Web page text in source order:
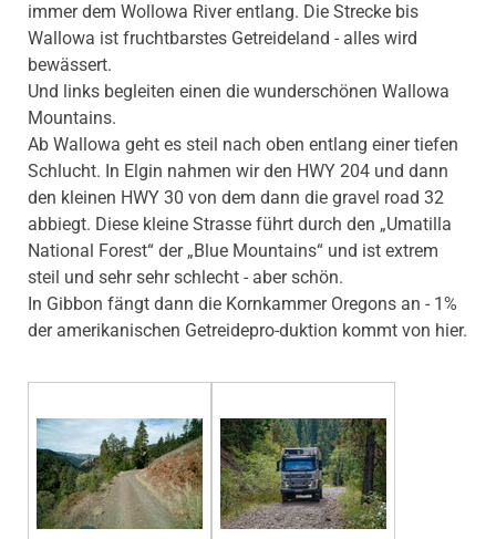
immer dem Wollowa River entlang. Die Strecke bis
Wallowa ist fruchtbarstes Getreideland - alles wird
bewässert.
Und links begleiten einen die wunderschönen Wallowa
Mountains.
Ab Wallowa geht es steil nach oben entlang einer tiefen
Schlucht. In Elgin nahmen wir den HWY 204 und dann
den kleinen HWY 30 von dem dann die gravel road 32
abbiegt. Diese kleine Strasse führt durch den „Umatilla
National Forest“ der „Blue Mountains“ und ist extrem
steil und sehr sehr schlecht - aber schön.
In Gibbon fängt dann die Kornkammer Oregons an - 1%
der amerikanischen Getreidepro-duktion kommt von hier.